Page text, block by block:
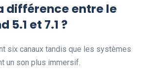
différence entre le
5.1 et 7.1 ?
six canaux tandis que les systèmes
un son plus immersif.